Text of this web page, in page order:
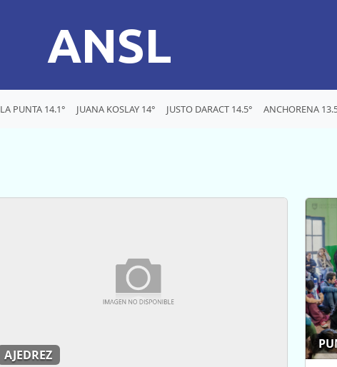
ANSL
LA PUNTA 14.1° JUANA KOSLAY 14° JUSTO DARACT 14.5° ANCHORENA
AJEDREZ